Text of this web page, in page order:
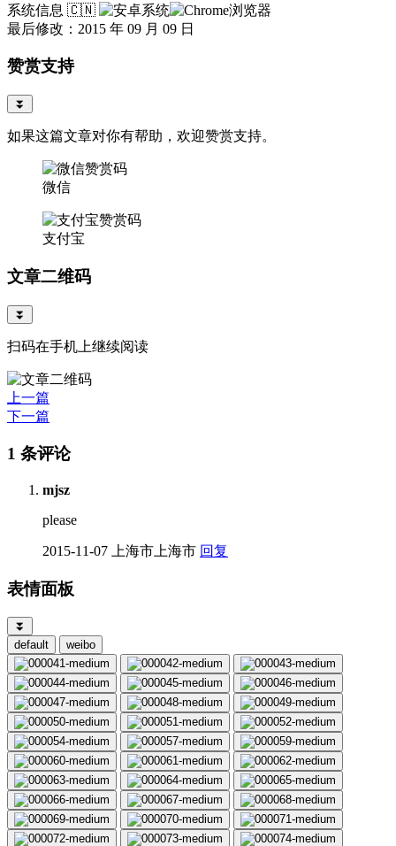
系统信息 🇨🇳
最后修改：2015 年 09 月 09 日
赞赏支持
⏬
如果这篇文章对你有帮助，欢迎赞赏支持。
微信
支付宝
文章二维码
⏬
扫码在手机上继续阅读
上一篇
下一篇
1 条评论
mjsz
please
2015-11-07 上海市上海市 回复
表情面板
⏬
default
weibo